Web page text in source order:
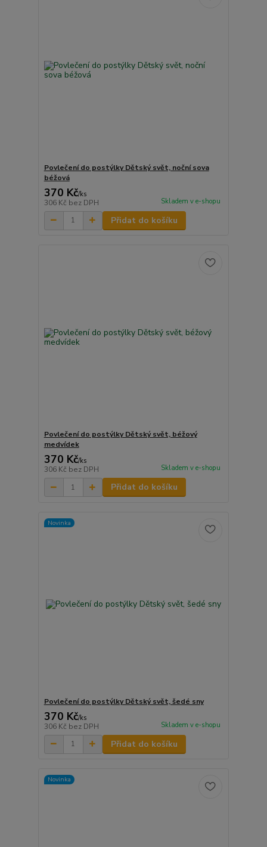
Povlečení do postýlky Dětský svět, noční sova
béžová
370 Kč/ks
306 Kč bez DPH Skladem v e-shopu
Přidat do košíku
Povlečení do postýlky Dětský svět, béžový
medvídek
370 Kč/ks
306 Kč bez DPH Skladem v e-shopu
Přidat do košíku
Novinka
Povlečení do postýlky Dětský svět, šedé sny
370 Kč/ks
306 Kč bez DPH Skladem v e-shopu
Přidat do košíku
Novinka